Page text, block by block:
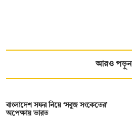
আরও পড়ুন
বাংলাদেশ সফর নিয়ে ‘সবুজ সংকেতের’
অপেক্ষায় ভারত